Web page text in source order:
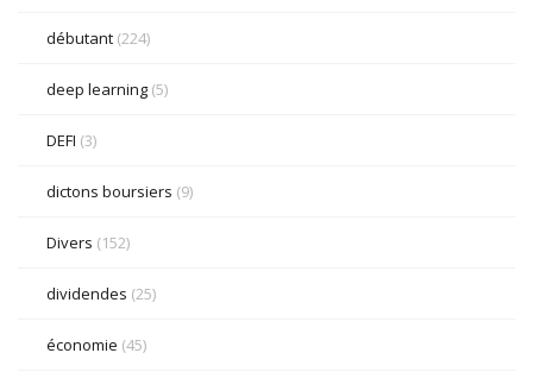
débutant (224)
deep learning (5)
DEFI (3)
dictons boursiers (9)
Divers (152)
dividendes (25)
économie (45)